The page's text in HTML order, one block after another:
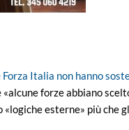
Forza Italia non hanno
forze abbiano
«logiche esterne» più che